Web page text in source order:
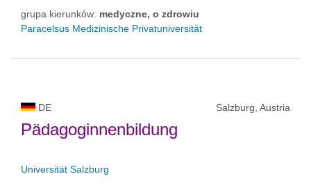
grupa kierunków: medyczne, o zdrowiu
Paracelsus Medizinische Privatuniversität
DE Salzburg, Austria
Pädagoginnenbildung
Universität Salzburg